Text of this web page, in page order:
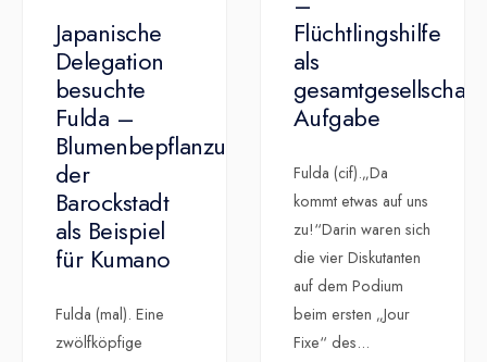
Flüchtlingshilfe
als
Aufgabe
Fulda (cif).„Da
kommt etwas auf uns
zu!“Darin waren sich
die vier Diskutanten
auf dem Podium
beim ersten „Jour
Fixe“ des...
Japanische
Delegation
besuchte
Fulda –
Blumenbepflanzung
der
Barockstadt
als Beispiel
für Kumano
Fulda (mal). Eine
zwölfköpfige